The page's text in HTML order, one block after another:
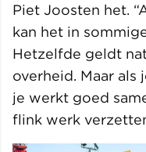
Piet Joosten het.
kan het in
Hetzelfde geldt
overheid. Maar
je werkt goed
flink werk